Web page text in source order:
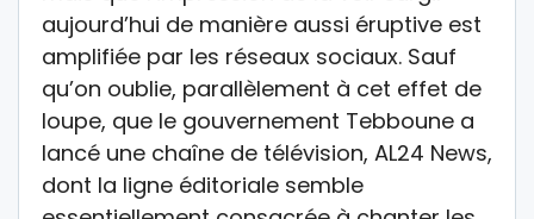
aujourd’hui de manière aussi éruptive est
amplifiée par les réseaux sociaux. Sauf
qu’on oublie, parallèlement à cet effet de
loupe, que le gouvernement Tebboune a
lancé une chaîne de télévision, AL24 News,
dont la ligne éditoriale semble